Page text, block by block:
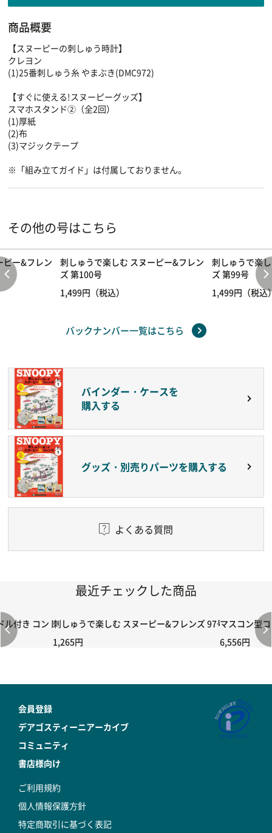
商品概要
【スヌーピーの刺しゅう時計】
クレヨン
(1)25番刺しゅう糸 やまぶき(DMC972)
【すぐに使える!スヌーピーグッズ】
スマホスタンド②（全2回）
(1)厚紙
(2)布
(3)マジックテープ
※「組み立てガイド」は付属しておりません。
その他の号はこちら
ピー&フレン
刺しゅうで楽しむ スヌーピー&フレン
ズ 第100号
1,499円（税込）
刺しゅうで楽
ズ 第99号
1,499円（税込
バックナンバー一覧はこちら
バインダー・ケースを
購入する
グッズ・別売りパーツを購入する
よくある質問
最近チェックした商品
付き コントローラー＆ポイント切り替えスイッチRC-02/C002 /
刺しゅうで楽しむ スヌーピー&フレンズ 97号キット
1,265円
マスコン型
6,556円
会員登録
デアゴスティーニアーカイブ
コミュニティ
書店様向け
ご利用規約
個人情報保護方針
特定商取引に基づく表記